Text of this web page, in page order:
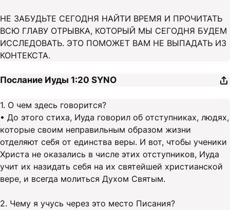
НЕ ЗАБУДЬТЕ СЕГОДНЯ НАЙТИ ВРЕМЯ И ПРОЧИТАТЬ
ВСЮ ГЛАВУ ОТРЫВКА, КОТОРЫЙ МЫ СЕГОДНЯ БУДЕМ
ИССЛЕДОВАТЬ. ЭТО ПОМОЖЕТ ВАМ НЕ ВЫПАДАТЬ ИЗ
КОНТЕКСТА.
Послание Иуды 1:20 SYNO
1. О чем здесь говорится?
• До этого стиха, Иуда говорил об отступниках, людях,
которые своим неправильным образом жизни
отделяют себя от единства веры. И вот, чтобы ученики
Христа не оказались в числе этих отступников, Иуда
учит их назидать себя на их святейшей христианской
вере, и всегда молиться Духом Святым.
2. Чему я учусь через это место Писания?